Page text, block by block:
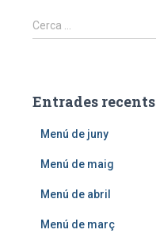
C
e
:
Cerca …
Entrades recents
Menú de juny
Menú de maig
Menú de abril
Menú de març